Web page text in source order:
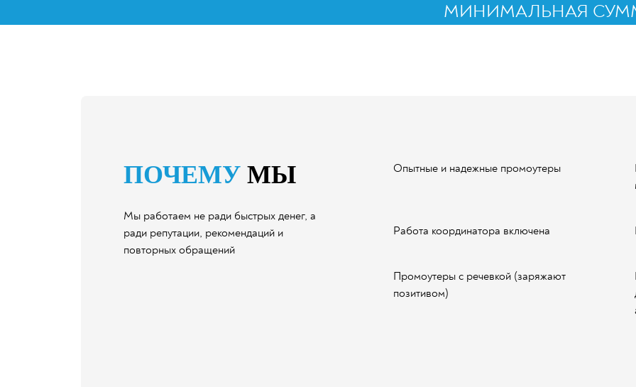
МИНИМАЛЬНАЯ
ПОЧЕМУ МЫ
Мы работаем не ради быстрых денег, а
ради репутации, рекомендаций и
повторных обращений
Опытные и надежные промоутеры
Работа координатора включена
Промоутеры с речевкой (заряжают
позитивом)